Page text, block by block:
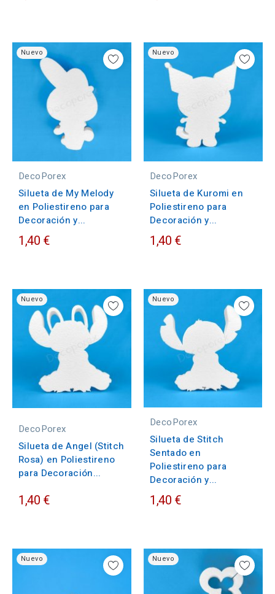
Nuevo
DecoPorex
Silueta de My Melody
en Poliestireno para
Decoración y...
1,40 €
Nuevo
DecoPorex
Silueta de Kuromi en
Poliestireno para
Decoración y...
1,40 €
Nuevo
DecoPorex
Silueta de Angel (Stitch
Rosa) en Poliestireno
para Decoración...
1,40 €
Nuevo
DecoPorex
Silueta de Stitch
Sentado en
Poliestireno para
Decoración y...
1,40 €
Nuevo Nuevo